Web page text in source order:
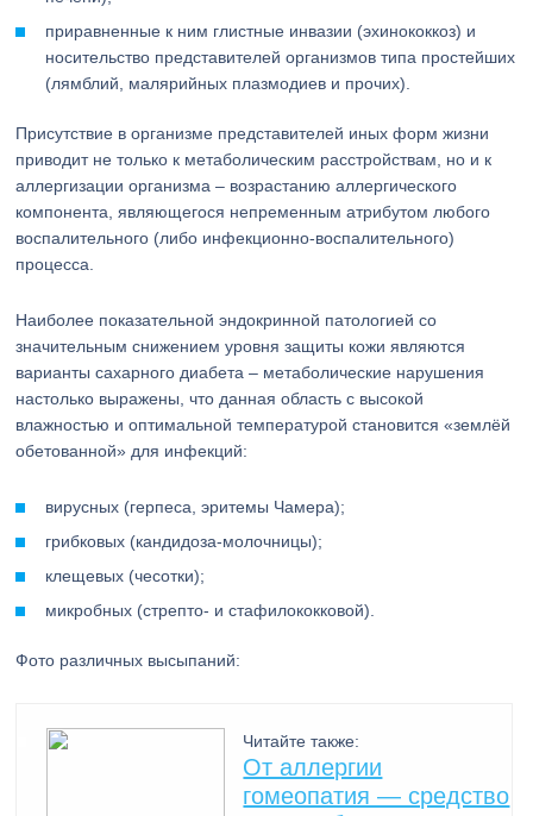
приравненные к ним глистные инвазии (эхинококкоз) и
носительство представителей организмов типа простейших
(лямблий, малярийных плазмодиев и прочих).
Присутствие в организме представителей иных форм жизни
приводит не только к метаболическим расстройствам, но и к
аллергизации организма – возрастанию аллергического
компонента, являющегося непременным атрибутом любого
воспалительного (либо инфекционно-воспалительного)
процесса.
Наиболее показательной эндокринной патологией со
значительным снижением уровня защиты кожи являются
варианты сахарного диабета – метаболические нарушения
настолько выражены, что данная область с высокой
влажностью и оптимальной температурой становится «землёй
обетованной» для инфекций:
вирусных (герпеса, эритемы Чамера);
грибковых (кандидоза-молочницы);
клещевых (чесотки);
микробных (стрепто- и стафилококковой).
Фото различных высыпаний:
Читайте также:
От аллергии
гомеопатия — средство